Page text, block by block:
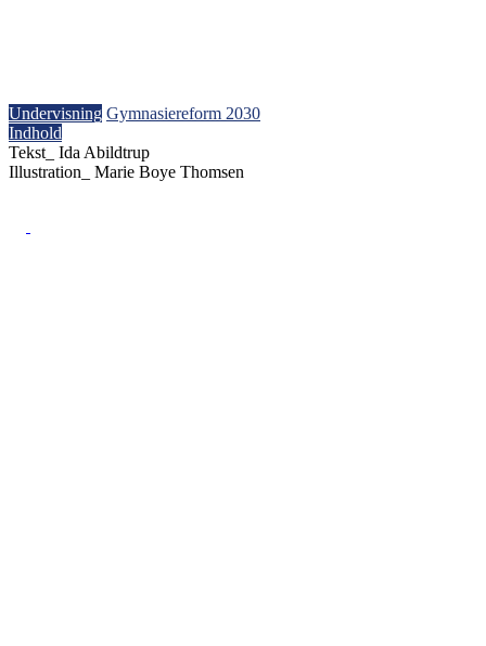
Undervisning Gymnasiereform 2030
Indhold
Tekst_ Ida Abildtrup
Illustration_ Marie Boye Thomsen